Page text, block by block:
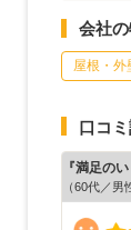
会社
屋根・外
口コ
『満足の
（60代／男